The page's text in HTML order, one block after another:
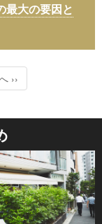
最大の要因と
››